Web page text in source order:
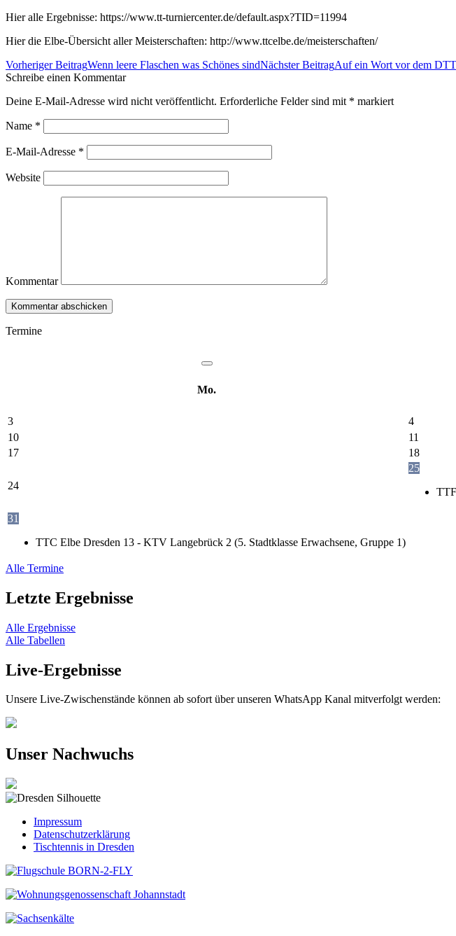
Hier alle Ergebnisse: https://www.tt-turniercenter.de/default.aspx?TID=11994
Hier die Elbe-Übersicht aller Meisterschaften: http://www.ttcelbe.de/meisterschaften/
Beitrags-
Navigation
Vorheriger BeitragWenn leere Flaschen was Schönes sindNächster BeitragAuf ein Wort vor dem
Schreibe einen Kommentar
Deine E-Mail-Adresse wird nicht veröffentlicht. Erforderliche Felder sind mit * markiert
Name *
E-Mail-Adresse *
Website
Kommentar
Termine
Mo.
3
4
10
11
17
18
24
25
31
TTC Elbe Dresden 13 - KTV Langebrück 2 (5. Stadtklasse Erwachsene, Gruppe 1)
Alle Termine
Letzte Ergebnisse
Alle Ergebnisse
Alle Tabellen
Live-Ergebnisse
Unsere Live-Zwischenstände können ab sofort über unseren WhatsApp Kanal mitverfolgt werden:
Unser Nachwuchs
Impressum
Datenschutzerklärung
Tischtennis in Dresden